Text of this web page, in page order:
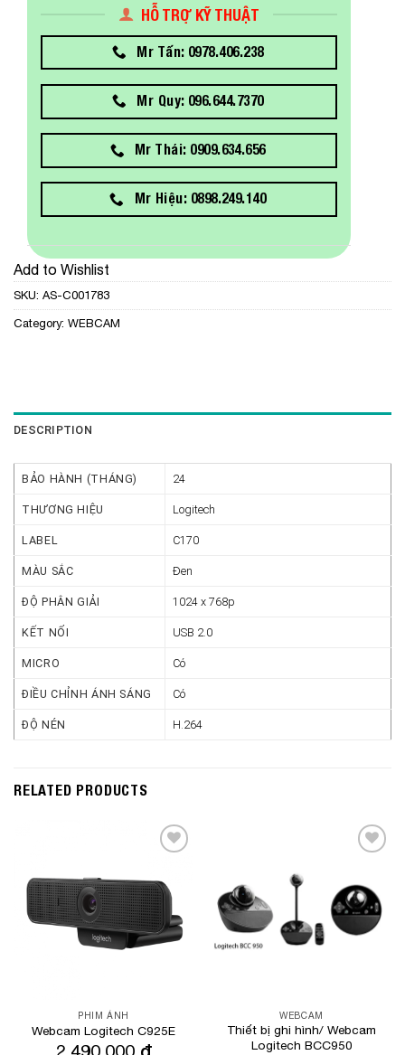
HỖ TRỢ KỸ THUẬT
Mr Tấn: 0978.406.238
Mr Quy: 096.644.7370
Mr Thái: 0909.634.656
Mr Hiệu: 0898.249.140
Add to Wishlist
SKU: AS-C001783
Category: WEBCAM
DESCRIPTION
BẢO HÀNH (THÁNG) 24
THƯƠNG HIỆU Logitech
LABEL C170
MÀU SẮC Đen
ĐỘ PHÂN GIẢI 1024 x 768p
KẾT NỐI USB 2.0
MICRO Có
ĐIỀU CHỈNH ÁNH SÁNG Có
ĐỘ NÉN H.264
RELATED PRODUCTS
PHIM ẢNH
Webcam Logitech C925E
WEBCAM
Thiết bị ghi hình/ Webcam
Logitech BCC950